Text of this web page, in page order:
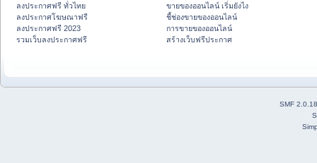
ลงประกาศฟรี ทั่วไทย
ลงประกาศโฆษณาฟรี
ลงประกาศฟรี 2023
รวมเว็บลงประกาศฟรี
ขายของออนไลน์ เริ่มยังไง
ชี้ช่องขายของออนไลน์
การขายของออนไลน์
สร้างเว็บฟรีประกาศ
SMF 2.0.18